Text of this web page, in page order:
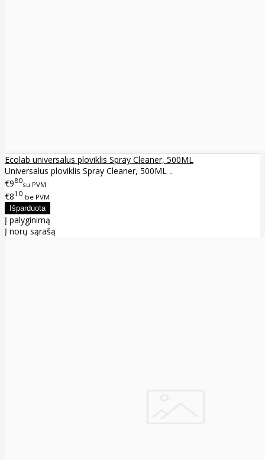
Ecolab universalus ploviklis Spray Cleaner, 500ML
Universalus ploviklis Spray Cleaner, 500ML ..
€980su PVM
€810 be PVM
Į palyginimą
Į norų sąrašą